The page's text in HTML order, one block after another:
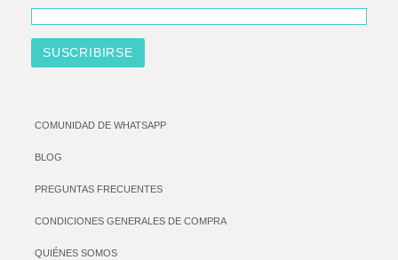
COMUNIDAD DE WHATSAPP
BLOG
PREGUNTAS FRECUENTES
CONDICIONES GENERALES DE COMPRA
QUIÉNES SOMOS